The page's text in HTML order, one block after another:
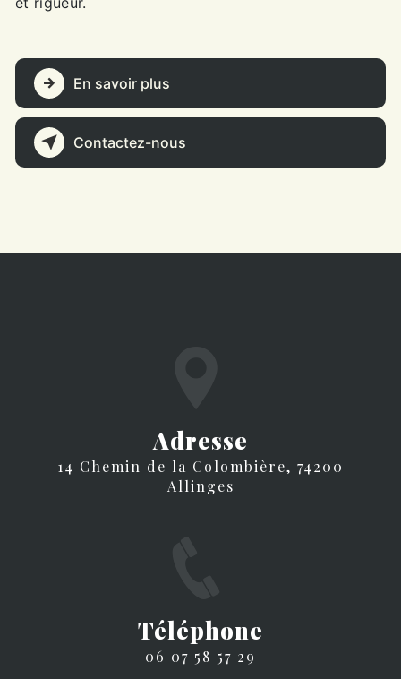
En savoir plus
Contactez-nous
Adresse
14 Chemin de la Colombière, 74200
Allinges
Téléphone
06 07 58 57 29